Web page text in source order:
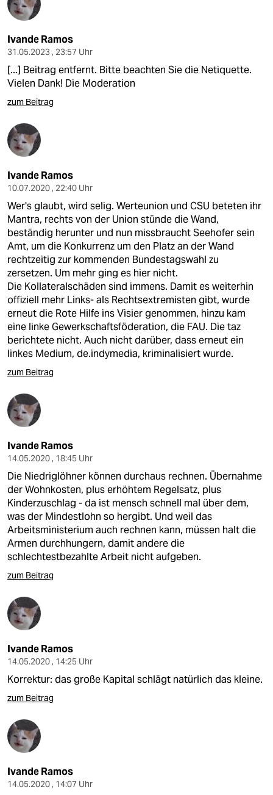
verlag
veranstaltungen
shop
fragen & hilfe
unterstützen
abo
genossenschaft
epaper login
Ivande Ramos
31.05.2023 , 23:57 Uhr
[...] Beitrag entfernt. Bitte beachten Sie die Netiquette.
Vielen Dank! Die Moderation
zum Beitrag
Ivande Ramos
10.07.2020 , 22:40 Uhr
Wer's glaubt, wird selig. Werteunion und CSU beteten ihr
Mantra, rechts von der Union stünde die Wand,
beständig herunter und nun missbraucht Seehofer sein
Amt, um die Konkurrenz um den Platz an der Wand
rechtzeitig zur kommenden Bundestagswahl zu
zersetzen. Um mehr ging es hier nicht.
Die Kollateralschäden sind immens. Damit es weiterhin
offiziell mehr Links- als Rechtsextremisten gibt, wurde
erneut die Rote Hilfe ins Visier genommen, hinzu kam
eine linke Gewerkschaftsföderation, die FAU. Die taz
berichtete nicht. Auch nicht darüber, dass erneut ein
linkes Medium, de.indymedia, kriminalisiert wurde.
zum Beitrag
Ivande Ramos
14.05.2020 , 18:45 Uhr
Die Niedriglöhner können durchaus rechnen. Übernahme
der Wohnkosten, plus erhöhtem Regelsatz, plus
Kinderzuschlag - da ist mensch schnell mal über dem,
was der Mindestlohn so hergibt. Und weil das
Arbeitsministerium auch rechnen kann, müssen halt die
Armen durchhungern, damit andere die
schlechtestbezahlte Arbeit nicht aufgeben.
zum Beitrag
Ivande Ramos
14.05.2020 , 14:25 Uhr
Korrektur: das große Kapital schlägt natürlich das kleine.
zum Beitrag
Ivande Ramos
14.05.2020 , 14:07 Uhr